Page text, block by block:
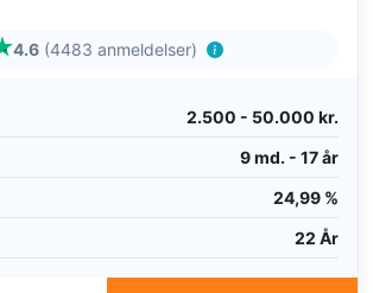
4.6 (4483 anmeldelser)
2.500 - 50.000 kr.
9 md. - 17 år
24,99 %
22 År